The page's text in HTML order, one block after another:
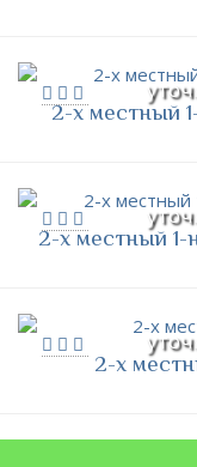
2-х местный
2-х местный
2-х